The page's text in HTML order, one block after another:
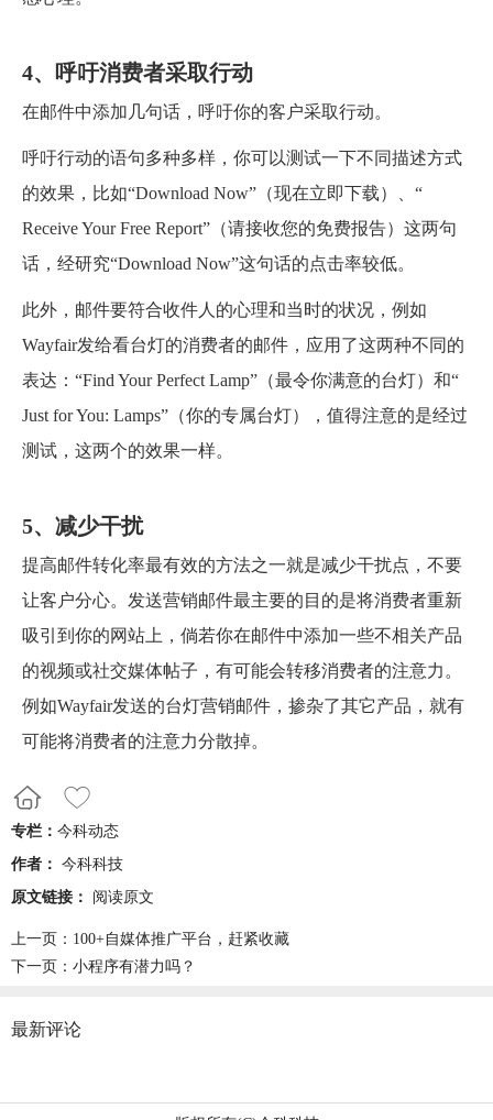
4、呼吁消费者采取行动
在邮件中添加几句话，呼吁你的客户采取行动。
呼吁行动的语句多种多样，你可以测试一下不同描述方式
的效果，比如“Download Now”（现在立即下载）、“
Receive Your Free Report”（请接收您的免费报告）这两句
话，经研究“Download Now”这句话的点击率较低。
此外，邮件要符合收件人的心理和当时的状况，例如
Wayfair发给看台灯的消费者的邮件，应用了这两种不同的
表达：“Find Your Perfect Lamp”（最令你满意的台灯）和“
Just for You: Lamps”（你的专属台灯），值得注意的是经过
测试，这两个的效果一样。
5、减少干扰
提高邮件转化率最有效的方法之一就是减少干扰点，不要
让客户分心。发送营销邮件最主要的目的是将消费者重新
吸引到你的网站上，倘若你在邮件中添加一些不相关产品
的视频或社交媒体帖子，有可能会转移消费者的注意力。
例如Wayfair发送的台灯营销邮件，掺杂了其它产品，就有
可能将消费者的注意力分散掉。
专栏： 今科动态
作者： 今科科技
原文链接：
阅读原文
上一页： 100+自媒体推广平台，赶紧收藏
下一页： 小程序有潜力吗？
最新评论